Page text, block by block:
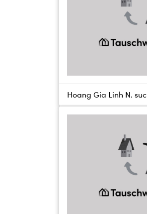
Hoang Gia Linh N.